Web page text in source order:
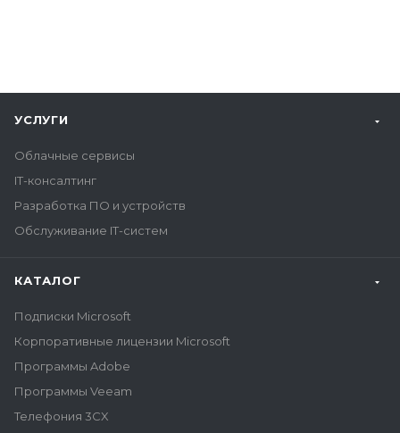
УСЛУГИ
Облачные сервисы
IT-консалтинг
Разработка ПО и устройств
Обслуживание IT-систем
КАТАЛОГ
Подписки Microsoft
Корпоративные лицензии Microsoft
Программы Adobe
Программы Veeam
Телефония 3CX